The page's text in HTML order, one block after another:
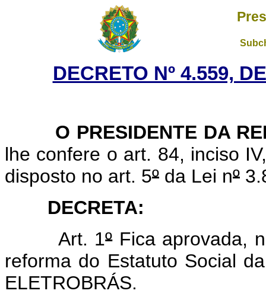
DECRETO Nº 4.559,
O PRESIDENTE DA
lhe confere o art. 84, inciso
disposto no art. 5º da Lei nº
DECRETA:
Art. 1ºFica aprovada,
reforma do Estatuto Social
ELETROBRÁS.